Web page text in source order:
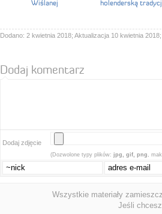
Wiślanej
holenderską
Dodano: 2 kwietnia 2018; Aktualizacja 10 kwietnia 2018;
Dodaj komentarz
Dodaj zdjęcie
(Dozwolone typy plików: jpg, gif, png ,
Wszystkie materiały
Jeśli